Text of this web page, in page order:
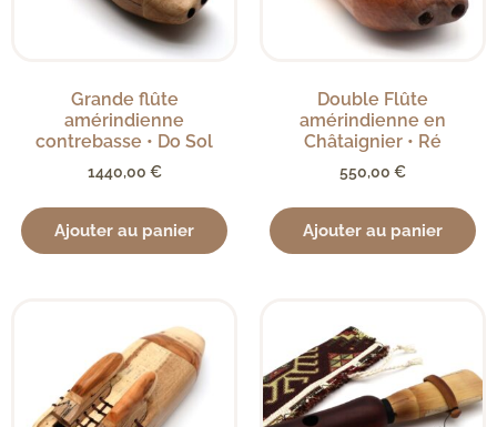
Grande flûte
amérindienne
contrebasse • Do Sol
1440,00 €
Ajouter au panier
Double Flûte
amérindienne en
Châtaignier • Ré
550,00 €
Ajouter au panier